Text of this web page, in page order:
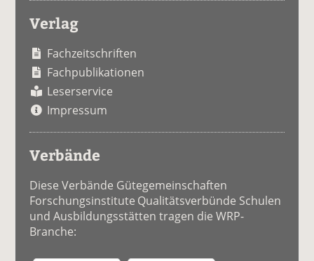
Verlag
Fachzeitschriften
Fachpublikationen
Leserservice
Impressum
Verbände
Diese Verbände Gütegemeinschaften
Forschungsinstitute Qualitätsverbünde Schulen
und Ausbildungsstätten tragen die WRP-
Branche: